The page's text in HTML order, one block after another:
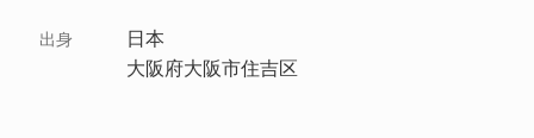
出身
日本
大阪府大阪市住吉区